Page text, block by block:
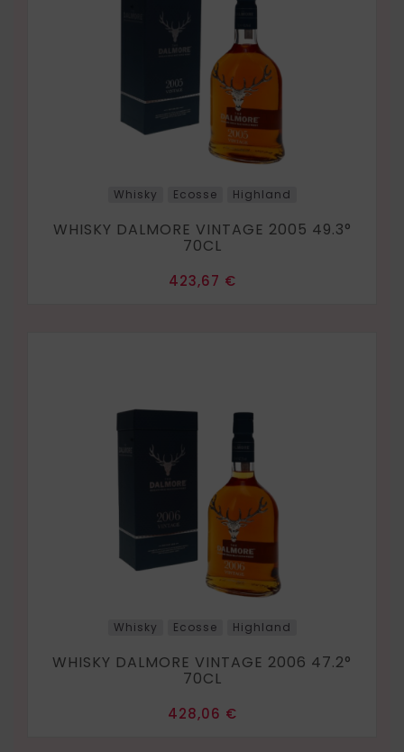
Whisky Ecosse Highland
WHISKY DALMORE VINTAGE 2005 49.3°
70CL
Prix
423,67 €
Whisky Ecosse Highland
WHISKY DALMORE VINTAGE 2006 47.2°
70CL
Prix
428,06 €